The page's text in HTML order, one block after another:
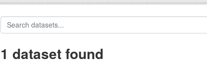
1 dataset found